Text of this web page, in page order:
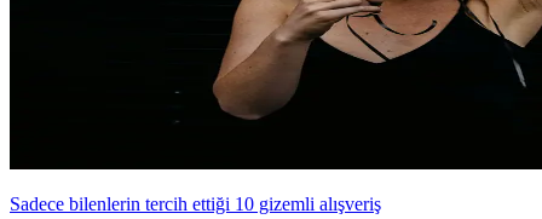
Sadece bilenlerin tercih ettiği 10 gizemli alışveriş